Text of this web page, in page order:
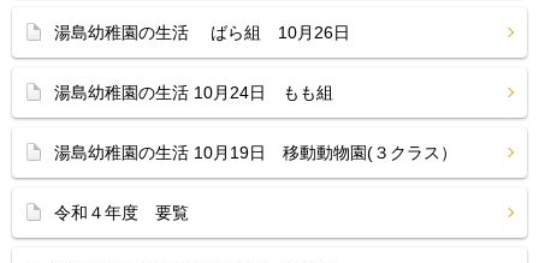
湯島幼稚園の生活 ばら組 10月26日
湯島幼稚園の生活 10月24日 もも組
湯島幼稚園の生活 10月19日 移動動物園(３クラス）
令和４年度 要覧